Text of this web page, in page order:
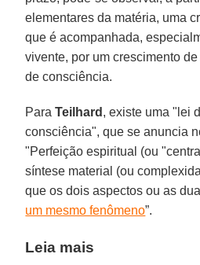
elementares da matéria, uma
que é acompanhada,
vivente, por um crescimento
de consciência.
ParaTeilhard , existe uma "lei
consciência", que se anuncia
"Perfeição espiritual (ou
síntese material (ou
que os dois aspectos ou as
um mesmo fenômeno”.
Leia mais